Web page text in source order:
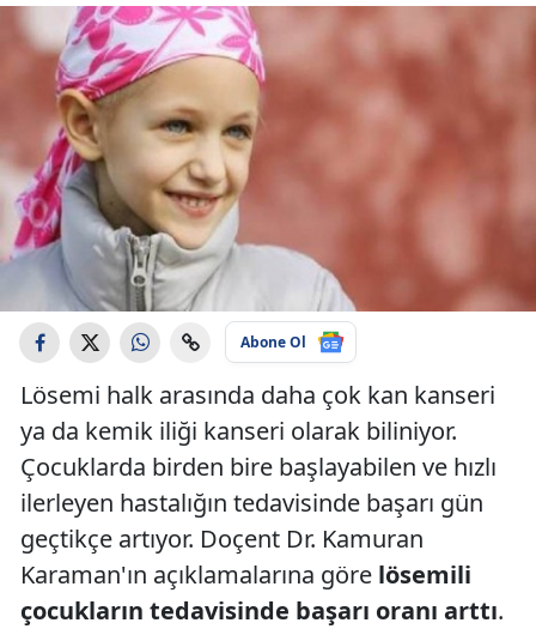
Abone Ol
Lösemi halk arasında daha çok kan kanseri
ya da kemik iliği kanseri olarak biliniyor.
Çocuklarda birden bire başlayabilen ve hızlı
ilerleyen hastalığın tedavisinde başarı gün
geçtikçe artıyor. Doçent Dr. Kamuran
Karaman'ın açıklamalarına göre lösemili
çocukların tedavisinde başarı oranı arttı.